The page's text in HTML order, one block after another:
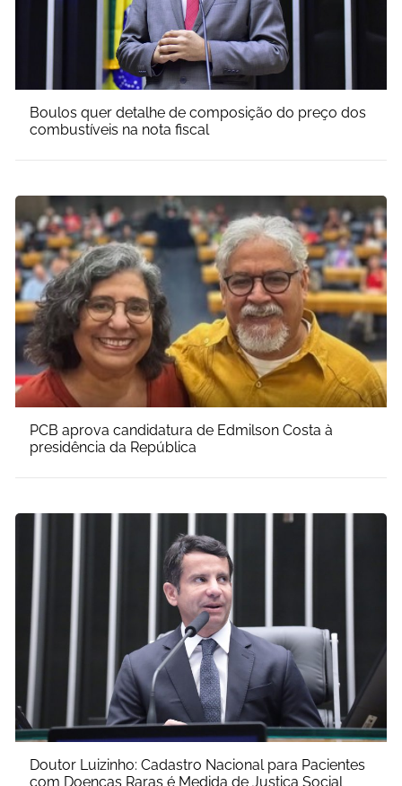
Boulos quer detalhe de composição do preço dos
combustíveis na nota fiscal
PCB aprova candidatura de Edmilson Costa à
presidência da República
Doutor Luizinho: Cadastro Nacional para Pacientes
com Doenças Raras é Medida de Justiça Social